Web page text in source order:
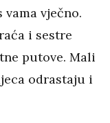
vječno.
i sestre
putove. Mali
odrastaju i